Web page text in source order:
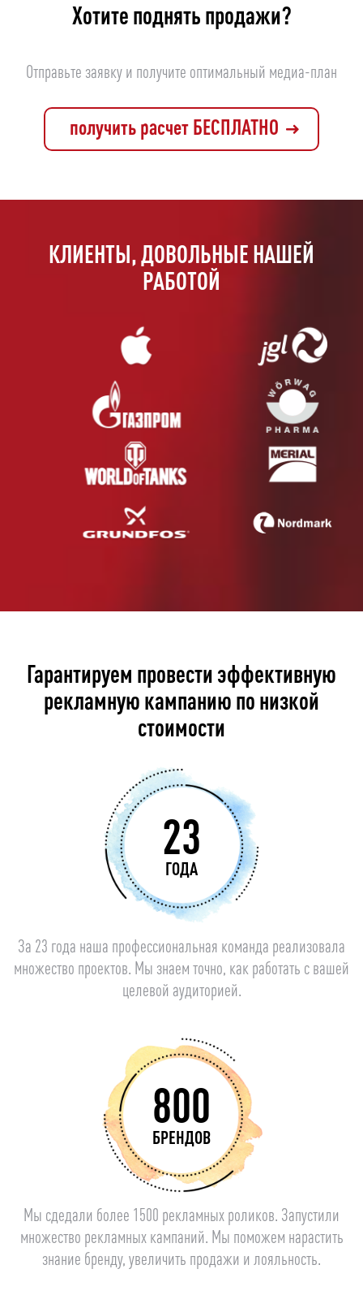
Хотите поднять продажи?
Отправьте заявку и получите оптимальный медиа-план
получить расчет БЕСПЛАТНО
КЛИЕНТЫ, ДОВОЛЬНЫЕ НАШЕЙ
РАБОТОЙ
Гарантируем провести эффективную
рекламную кампанию по низкой
стоимости
23
ГОДА
За 23 года наша профессиональная команда реализовала
множество проектов. Мы знаем точно, как работать с вашей
целевой аудиторией.
800
БРЕНДОВ
Мы сдедали более 1500 рекламных роликов. Запустили
множество рекламных кампаний. Мы поможем нарастить
знание бренду, увеличить продажи и лояльность.